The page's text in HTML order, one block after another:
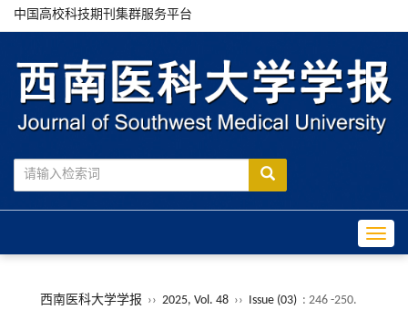
中国高校科技期刊集群服务平台
西南医科大学学报 ›› 2025, Vol. 48 ›› Issue (03) : 246 -250.